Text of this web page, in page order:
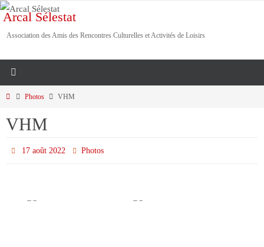
Passer
vers
Arcal Sélestat
Association des Amis des Rencontres Culturelles et Activités de Loisirs
HomePhotos VHM
VHM
17 août 2022 Photos